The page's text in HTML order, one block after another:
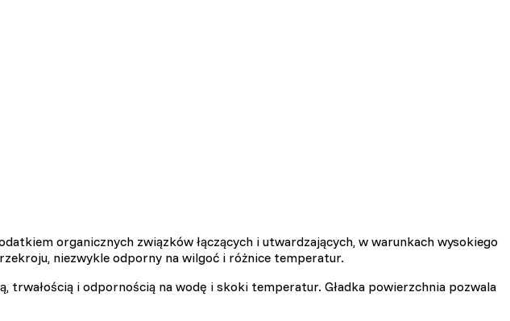
organicznych związków łączących i utwardzających, w warunkach wysokiego
niezwykle odporny na wilgoć i różnice temperatur.
i odpornością na wodę i skoki temperatur. Gładka powierzchnia pozwala